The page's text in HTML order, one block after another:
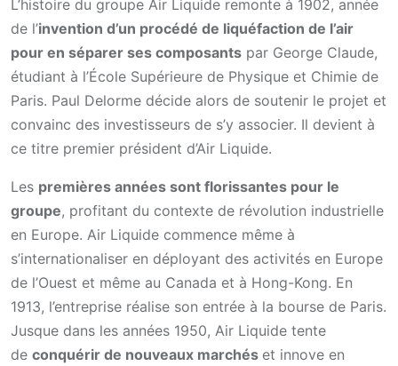
L’histoire du groupe Air Liquide remonte à 1902, année
de l’invention d’un procédé de liquéfaction de l’air
pour en séparer ses composants par George Claude,
étudiant à l’École Supérieure de Physique et Chimie de
Paris. Paul Delorme décide alors de soutenir le projet et
convainc des investisseurs de s’y associer. Il devient à
ce titre premier président d’Air Liquide.
Les premières années sont florissantes pour le
groupe, profitant du contexte de révolution industrielle
en Europe. Air Liquide commence même à
s’internationaliser en déployant des activités en Europe
de l’Ouest et même au Canada et à Hong-Kong. En
1913, l’entreprise réalise son entrée à la bourse de Paris.
Jusque dans les années 1950, Air Liquide tente
de conquérir de nouveaux marchés et innove en